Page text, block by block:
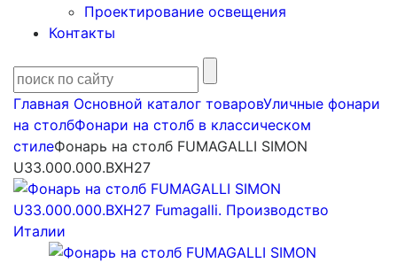
Проектирование освещения
Контакты
Главная Основной каталог товаровУличные фонари
на столбФонари на столб в классическом
стилеФонарь на столб FUMAGALLI SIMON
U33.000.000.BXH27